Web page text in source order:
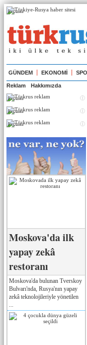
Реклама
GÜNDEM EKONOMİ
Reklam Hakkımızda
Реклама
Реклама
Реклама
Moskova'da ilk
yapay zekâ
restoranı
Moskova'da bulunan Tverskoy
Bulvarı'nda, Rusya'nın yapay
zekâ teknolojileriyle yönetilen